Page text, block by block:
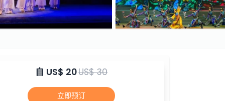
自 US$ 20US$ 30
立即预订